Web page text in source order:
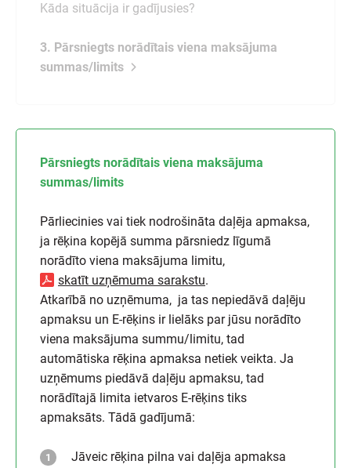
Kāda situācija ir gadījusies?
3. Pārsniegts norādītais viena maksājuma
summas/limits
Pārsniegts norādītais viena maksājuma
summas/limits
Pārliecinies vai tiek nodrošināta daļēja apmaksa,
ja rēķina kopējā summa pārsniedz līgumā
norādīto viena maksājuma limitu,
skatīt uzņēmuma sarakstu.
Atkarībā no uzņēmuma, ja tas nepiedāvā daļēju
apmaksu un E-rēķins ir lielāks par jūsu norādīto
viena maksājuma summu/limitu, tad
automātiska rēķina apmaksa netiek veikta. Ja
uzņēmums piedāvā daļēju apmaksu, tad
norādītajā limita ietvaros E-rēķins tiks
apmaksāts. Tādā gadījumā:
Jāveic rēķina pilna vai daļēja apmaksa